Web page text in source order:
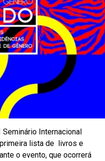
Internacional
lista de ​​livros e
o evento, que ocorrerá